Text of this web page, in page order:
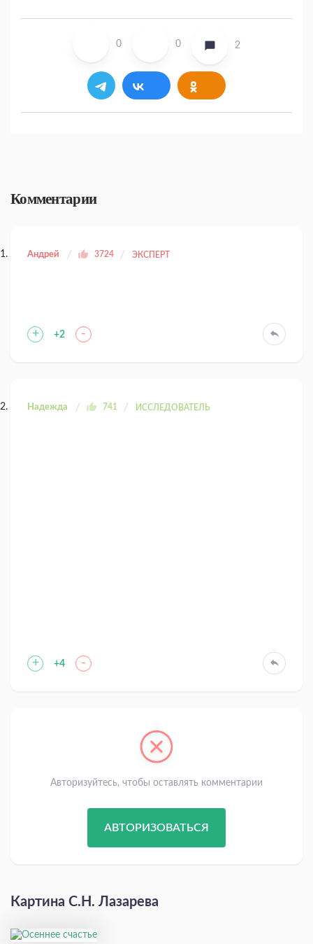
0 0 2
Комментарии
Андрей 3724 ЭКСПЕРТ
+ +2 -
Надежда 741 ИССЛЕДОВАТЕЛЬ
+ +4 -
Авторизуйтесь, чтобы оставлять комментарии
АВТОРИЗОВАТЬСЯ
Картина С.Н. Лазарева